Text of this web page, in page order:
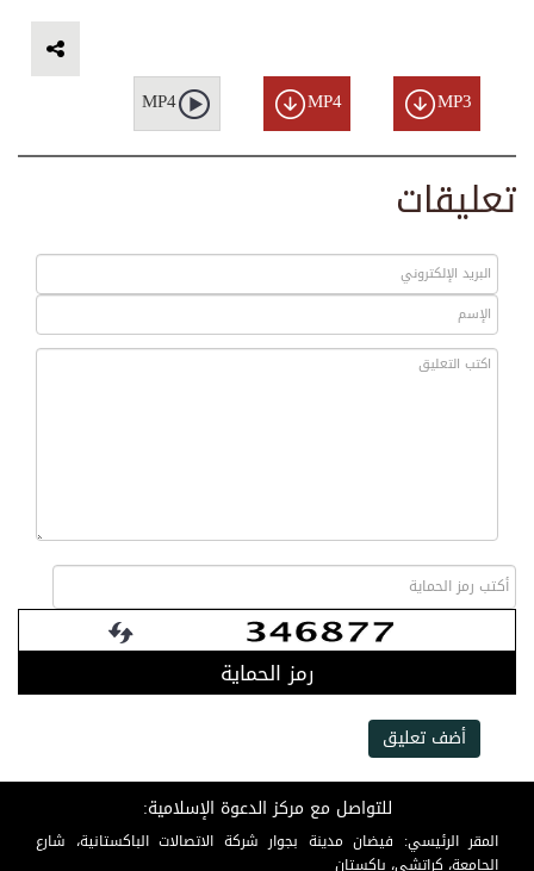
MP3
MP4
MP4
تعليقات
رمز الحماية
أضف تعليق
للتواصل مع مركز الدعوة الإسلامية:
المقر الرئيسي: فيضان مدينة بجوار شركة الاتصالات الباكستانية، شارع
الجامعة، كراتشي، باكستان